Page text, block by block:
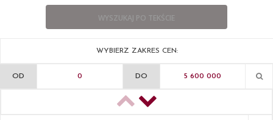
WYBIERZ ZAKRES CEN:
OD DO